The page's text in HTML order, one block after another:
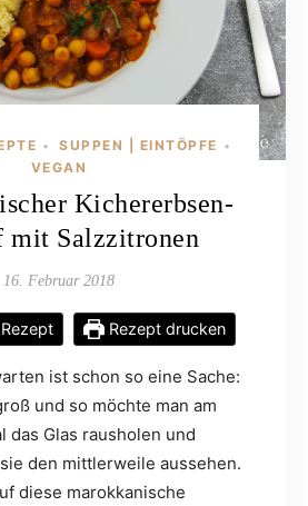
• SUPPEN | EINTÖPFE •
VEGAN
Kichererbsen-
mit Salzzitronen
16. Februar 2018
Rezept drucken
ist schon so eine Sache:
und so möchte man am
das Glas rausholen und
den mittlerweile aussehen.
diese marokkanische